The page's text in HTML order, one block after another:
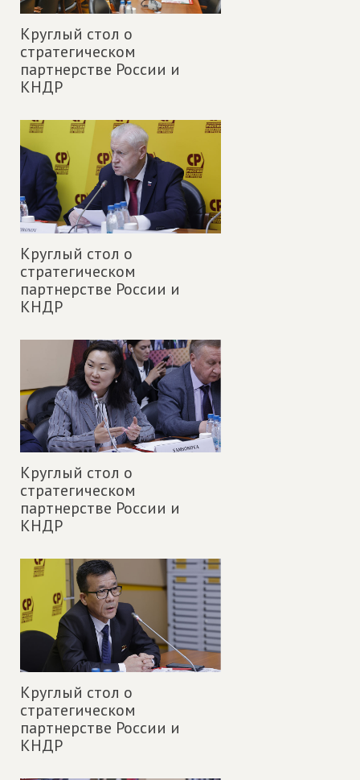
Круглый стол о
стратегическом
партнерстве России и
КНДР
Круглый стол о
стратегическом
партнерстве России и
КНДР
Круглый стол о
стратегическом
партнерстве России и
КНДР
Круглый стол о
стратегическом
партнерстве России и
КНДР